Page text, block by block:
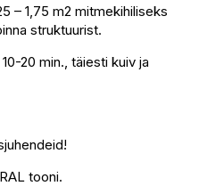
– 1,75 m2 mitmekihiliseks
struktuurist.
20 min., täiesti kuiv ja
tooni.